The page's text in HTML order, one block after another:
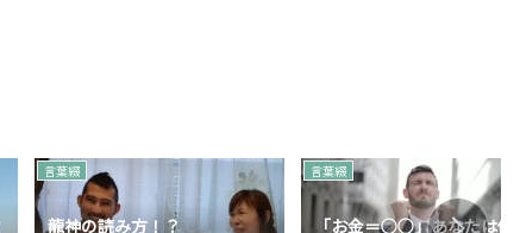
言葉綴
龍神の読み方！？
言葉綴
「お金＝○○」あなたは何と